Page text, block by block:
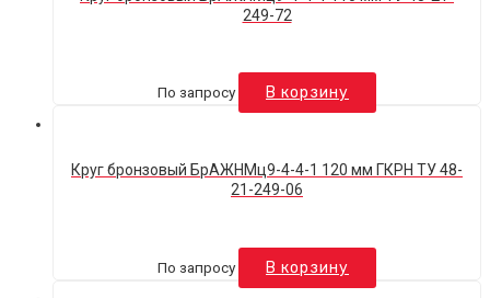
249-72
По запросу В корзину
Круг бронзовый БрАЖНМц9-4-4-1 120 мм ГКРН ТУ 48-
21-249-06
По запросу В корзину